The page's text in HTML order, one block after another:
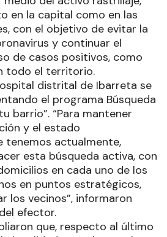
en la capital como en las
con el objetivo de evitar la
y continuar el
de casos positivos, como
todo el territorio.
distrital de Ibarreta se
el programa Búsqueda
barrio”. “Para mantener
y el estado
tenemos actualmente,
esta búsqueda activa, con
en cada uno de los
en puntos estratégicos,
los vecinos”, informaron
efector.
que, respecto al último